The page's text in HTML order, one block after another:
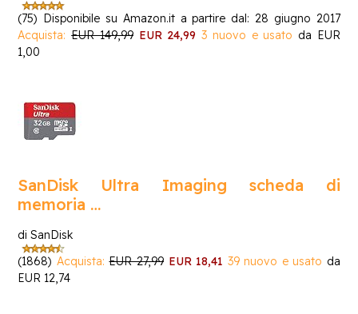
(75) Disponibile su Amazon.it a partire dal: 28 giugno 2017
Acquista:EUR 149,99 EUR 24,99 3 nuovo e usato da EUR
1,00
SanDisk Ultra Imaging scheda di
memoria …
di SanDisk
(1868) Acquista:EUR 27,99 EUR 18,41 39 nuovo e usato da
EUR 12,74